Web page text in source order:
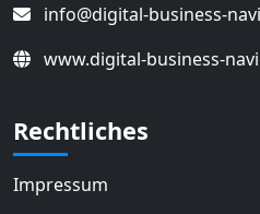
info@digital-business-
www.digital-business-
Rechtliches
Impressum